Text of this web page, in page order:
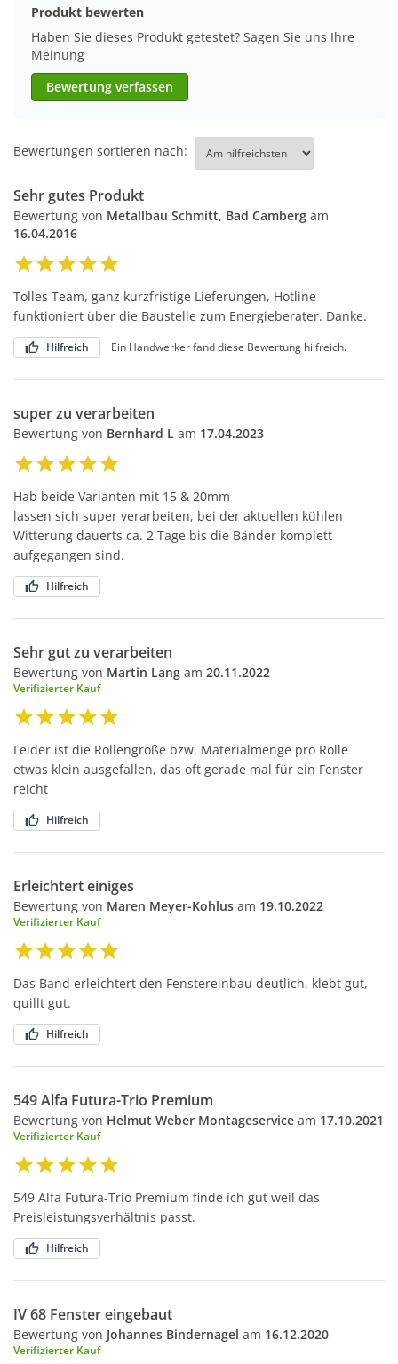
Produkt bewerten
Haben Sie dieses Produkt getestet? Sagen Sie uns Ihre
Meinung
Bewertung verfassen
Bewertungen sortieren nach:
Sehr gutes Produkt
Bewertung von Metallbau Schmitt, Bad Camberg am
16.04.2016
Tolles Team, ganz kurzfristige Lieferungen, Hotline
funktioniert über die Baustelle zum Energieberater. Danke.
Hilfreich Ein Handwerker fand diese Bewertung hilfreich.
super zu verarbeiten
Bewertung von Bernhard L am 17.04.2023
Hab beide Varianten mit 15 & 20mm
lassen sich super verarbeiten, bei der aktuellen kühlen
Witterung dauerts ca. 2 Tage bis die Bänder komplett
aufgegangen sind.
Hilfreich
Sehr gut zu verarbeiten
Bewertung von Martin Lang am 20.11.2022
Verifizierter Kauf
Leider ist die Rollengröße bzw. Materialmenge pro Rolle
etwas klein ausgefallen, das oft gerade mal für ein Fenster
reicht
Hilfreich
Erleichtert einiges
Bewertung von Maren Meyer-Kohlus am 19.10.2022
Verifizierter Kauf
Das Band erleichtert den Fenstereinbau deutlich, klebt gut,
quillt gut.
Hilfreich
549 Alfa Futura-Trio Premium
Bewertung von Helmut Weber Montageservice am 17.10.2021
Verifizierter Kauf
549 Alfa Futura-Trio Premium finde ich gut weil das
Preisleistungsverhältnis passt.
Hilfreich
IV 68 Fenster eingebaut
Bewertung von Johannes Bindernagel am 16.12.2020
Verifizierter Kauf